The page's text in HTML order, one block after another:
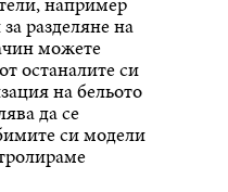
разделяне на
можете
останалите си
на бельото
да се
си модели